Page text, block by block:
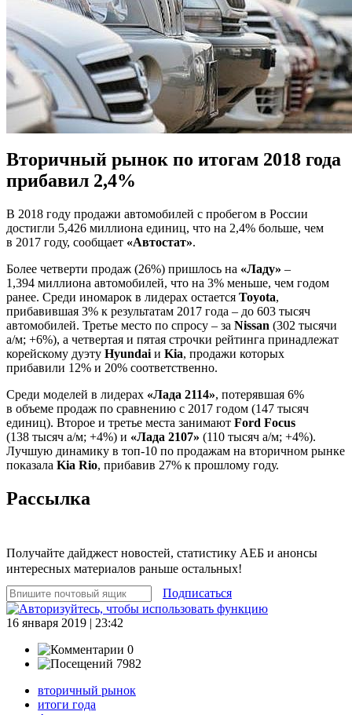
Вторичный рынок по итогам 2018 года
прибавил 2,4%
В 2018 году продажи автомобилей с пробегом в России
достигли 5,426 миллиона единиц, что на 2,4% больше, чем
в 2017 году, сообщает «Автостат».
Более четверти продаж (26%) пришлось на «Ладу» –
1,394 миллиона автомобилей, что на 3% меньше, чем годом
ранее. Среди иномарок в лидерах остается Toyota,
прибавившая 3% к результатам 2017 года – до 603 тысяч
автомобилей. Третье место по спросу – за Nissan (302 тысячи
а/м; +6%), а четвертая и пятая строчки рейтинга принадлежат
корейскому дуэту Hyundai и Kia, продажи которых
прибавили 12% и 20% соответственно.
Среди моделей в лидерах «Лада 2114», потерявшая 6%
в объеме продаж по сравнению с 2017 годом (147 тысяч
единиц). Второе и третье места занимают Ford Focus
(138 тысяч а/м; +4%) и «Лада 2107» (110 тысяч а/м; +4%).
Лучшую динамику в топ-10 по продажам на вторичном рынке
показала Kia Rio, прибавив 27% к прошлому году.
Рассылка
Получайте дайджест новостей, статистику АЕБ и анонсы
интересных материалов раньше остальных!
Подписаться
16 января 2019 | 23:42
0
7982
вторичный рынок
итоги года